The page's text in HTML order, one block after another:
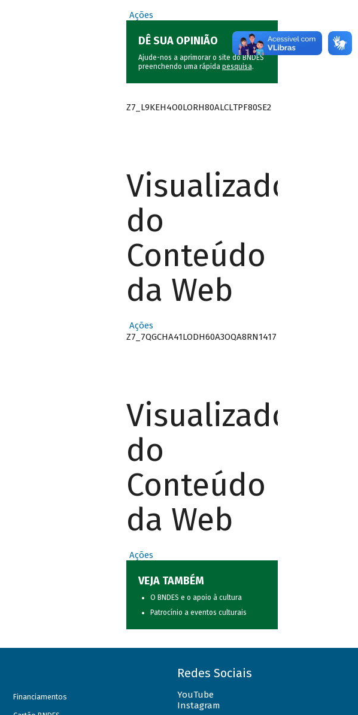
Ações
DÊ SUA OPINIÃO
Ajude-nos a aprimorar o site do BNDES
preenchendo uma rápida pesquisa.
Z7_L9KEH4O0LORH80ALCLTPF80SE2
Visualizador
do
Conteúdo
da Web
Ações
Z7_7QGCHA41LODH60A3OQA8RN1417
Visualizador
do
Conteúdo
da Web
Ações
VEJA TAMBÉM
O BNDES e o apoio à cultura
Patrocínio a eventos culturais
Financiamentos
Redes Sociais
YouTube
Instagram